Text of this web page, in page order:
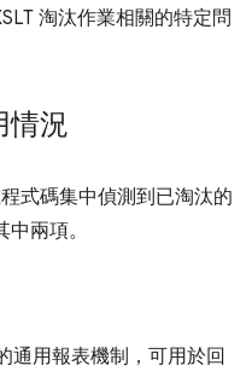
淘汰作業相關的特定問
情況
式碼集中偵測到已淘汰的
兩項。
通用報表機制，可用於回